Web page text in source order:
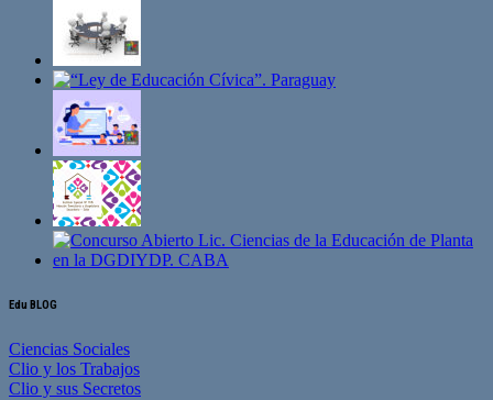
Edu BLOG
Ciencias Sociales
Clio y los Trabajos
Clio y sus Secretos